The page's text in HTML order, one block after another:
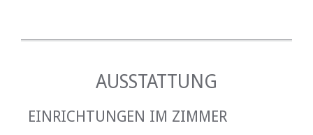
AUSSTATTUNG
EINRICHTUNGEN IM ZIMMER